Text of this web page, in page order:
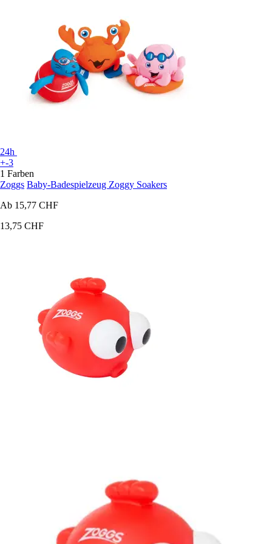
24h
+-3
1 Farben
Zoggs Baby-Badespielzeug Zoggy Soakers
Ab 15,77 CHF
13,75 CHF